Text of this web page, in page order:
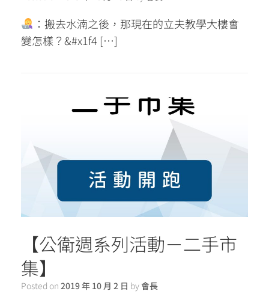
：搬去水湳之後，那現在的立夫教學大樓會
變怎樣？&#x1f4 […]
【公衛週系列活動－二手市
集】
Posted on 2019 年 10 月 2 日 by會長